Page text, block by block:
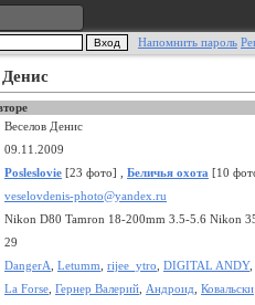
Напомнить пароль
Веселов Денис
09.11.2009
Posleslovie [23 фото] , Беличья охота [10
veselovdenis-photo@yandex.ru
Nikon D80 Tamron 18-200mm 3.5-5.6 Nikon
29
DangerA Letumm rijee_ytro DIGITAL ANDY,
La Forse Гернер Валерий Андроид Ковальски